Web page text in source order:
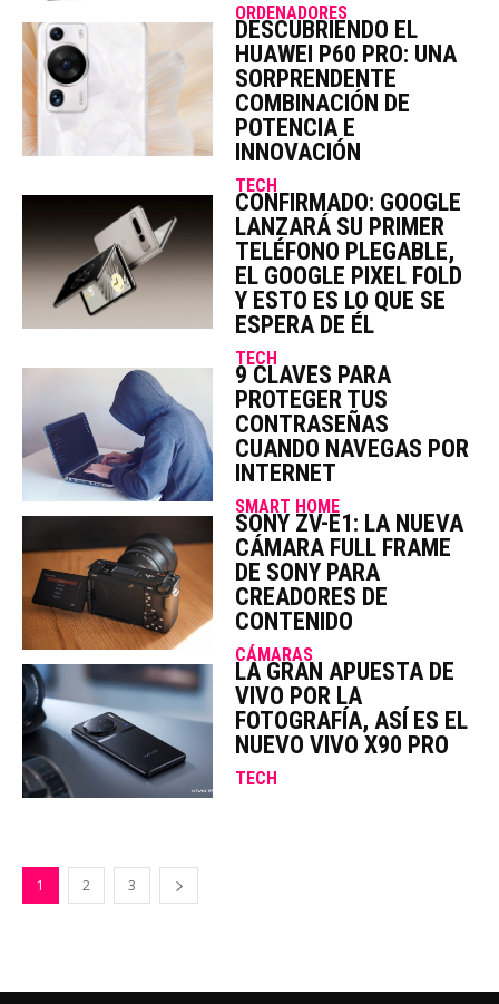
ORDENADORES
DESCUBRIENDO EL
HUAWEI P60 PRO: UNA
SORPRENDENTE
COMBINACIÓN DE
POTENCIA E
INNOVACIÓN
TECH
CONFIRMADO: GOOGLE
LANZARÁ SU PRIMER
TELÉFONO PLEGABLE,
EL GOOGLE PIXEL FOLD
Y ESTO ES LO QUE SE
ESPERA DE ÉL
TECH
9 CLAVES PARA
PROTEGER TUS
CONTRASEÑAS
CUANDO NAVEGAS POR
INTERNET
SMART HOME
SONY ZV-E1: LA NUEVA
CÁMARA FULL FRAME
DE SONY PARA
CREADORES DE
CONTENIDO
CÁMARAS
LA GRAN APUESTA DE
VIVO POR LA
FOTOGRAFÍA, ASÍ ES EL
NUEVO VIVO X90 PRO
TECH
1 2 3